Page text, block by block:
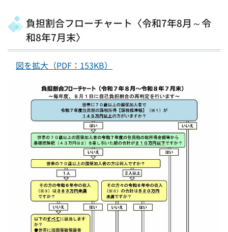
負担割合フローチャート〈令和7年8月～令
和8年7月末〉
図を拡大（PDF：153KB）